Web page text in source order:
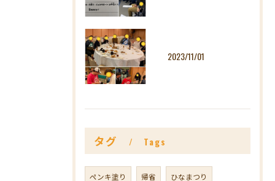
2023/11/01
タグ Tags
ペンキ塗り 帰省 ひなまつり